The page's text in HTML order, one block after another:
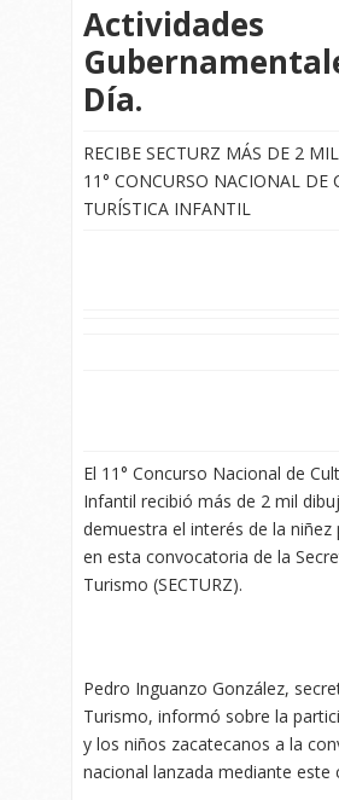
Actividades
Día.
RECIBE SECTURZ MÁS DE 2
11° CONCURSO NACIONAL DE
TURÍSTICA INFANTIL
El 11° Concurso Nacional de
Infantil recibió más de 2 mil
demuestra el interés de la niñez
en esta convocatoria de la
Turismo (SECTURZ).
Pedro Inguanzo González,
Turismo, informó sobre la
y los niños zacatecanos a la
nacional lanzada mediante este